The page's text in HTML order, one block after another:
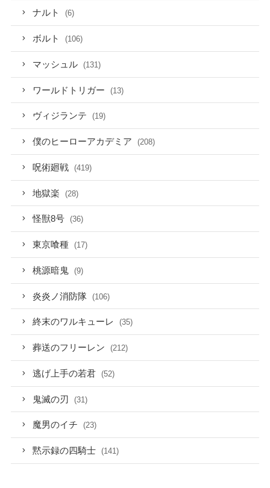
ナルト (6)
ボルト (106)
マッシュル (131)
ワールドトリガー (13)
ヴィジランテ (19)
僕のヒーローアカデミア (208)
呪術廻戦 (419)
地獄楽 (28)
怪獣8号 (36)
東京喰種 (17)
桃源暗鬼 (9)
炎炎ノ消防隊 (106)
終末のワルキューレ (35)
葬送のフリーレン (212)
逃げ上手の若君 (52)
鬼滅の刃 (31)
魔男のイチ (23)
黙示録の四騎士 (141)